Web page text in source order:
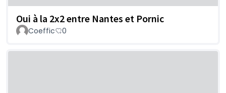
Oui à la 2x2 entre Nantes et Pornic
Coeffic 0